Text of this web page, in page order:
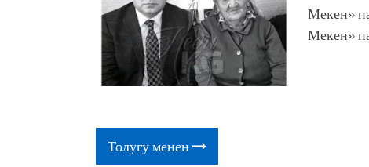
Royal Central Park'ка 30 миң
Мекен»
Мекен»
Толугу менен